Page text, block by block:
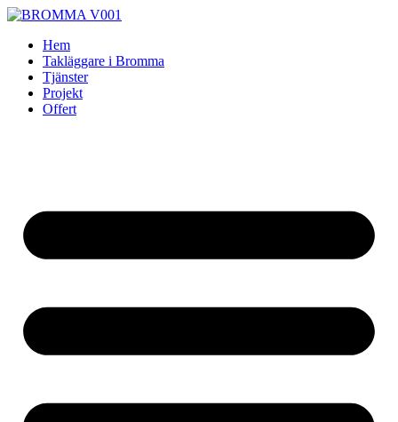
Skip
contentHem
Takläggare i Bromma
Tjänster
Projekt
Offert